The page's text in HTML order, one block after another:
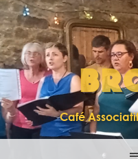
Café